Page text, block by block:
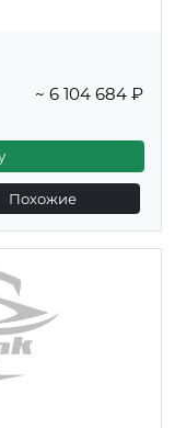
~ 6 104 684 ₽
Похожие